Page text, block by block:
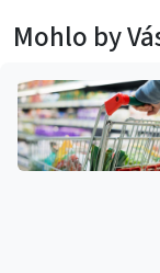
Mohlo by